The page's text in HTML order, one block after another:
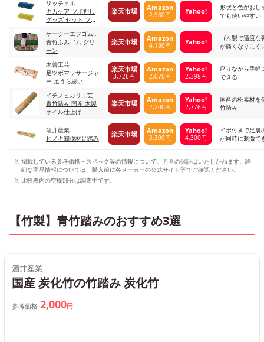
リッチェル
キカケア ツボ押し
グッズ セット フッ
楽天市場 Amazon
2,980円 Yahoo!
形状と色がおし
でも使いやすい
ケージーエフゴムチ
ップ
青竹ふみゴム グリ
ーン
楽天市場 Amazon
4,180円 Yahoo!
ゴム製で適度な
が痛くなりにく
木曽工芸
足ツボマッサージャ
ー 足うら思い
楽天市場
3,726円
Amazon
2,070円
Yahoo!
2,398円
座りながら手軽
できる
イチノヒカリ工芸
青竹踏み 国産 木製
オイル仕上げ
楽天市場 Amazon
2,200円
Yahoo!
2,776円
国産の松素材を
竹踏み
酒井産業
ヒノキ間伐材足踏み
楽天市場 Amazon
3,300円
Yahoo!
4,300円
イボ付きで足裏
が同時に刺激で
掲載している参考価格・スペック等の情報について、万全の保証はいたしかねます。詳
細な商品情報については、購入前に各メーカーの公式サイト等でご確認ください。
比較表内の空欄部分は調査中です。
【竹製】青竹踏みのおすすめ3選
酒井産業
国産 炭化竹の竹踏み 炭化竹
参考価格 2,000円